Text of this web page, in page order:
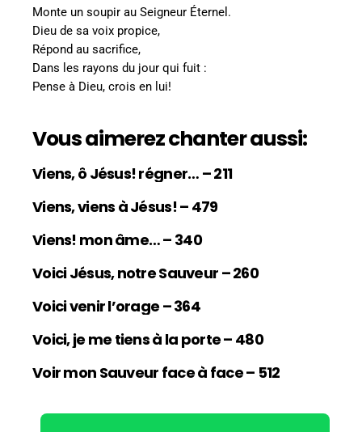
Monte un soupir au Seigneur Éternel.
Dieu de sa voix propice,
Répond au sacrifice,
Dans les rayons du jour qui fuit :
Pense à Dieu, crois en lui!
Vous aimerez chanter aussi:
Viens, ô Jésus! régner… – 211
Viens, viens à Jésus! – 479
Viens! mon âme… – 340
Voici Jésus, notre Sauveur – 260
Voici venir l’orage – 364
Voici, je me tiens à la porte – 480
Voir mon Sauveur face à face – 512